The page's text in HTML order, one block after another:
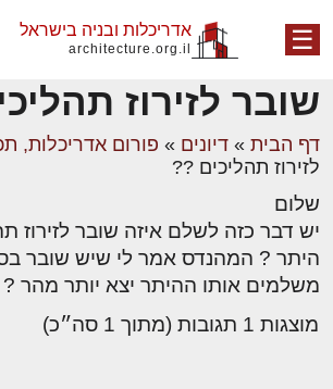
☰ אדריכלות ובניה בישראל
architecture.org.il
שובר לזירוז
דף הבית » דיונים » פורום אדריכלות,
לזירוז תהליכים ??
שלום
יש דבר כזה לשלם איזה שובר לזירוז
משלמים אותו ההיתר יצא יותר מהר ?
מוצגות 1 תגובות (מתוך 1 סה״כ)